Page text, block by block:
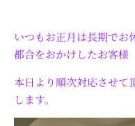
いつもお正月は長期でお
都合をおかけしたお客様
本日より順次対応させて
します。